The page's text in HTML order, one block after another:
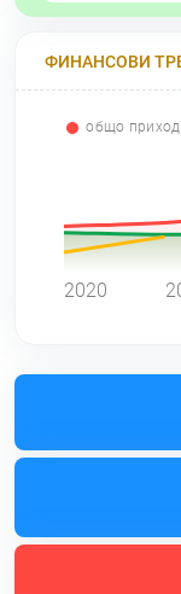
ФИНАНСОВИ
общо
2020